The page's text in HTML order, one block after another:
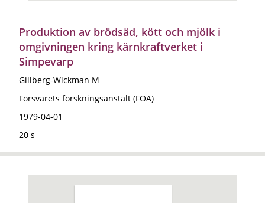
Produktion av brödsäd, kött och mjölk i
omgivningen kring kärnkraftverket i
Simpevarp
Gillberg-Wickman M
Försvarets forskningsanstalt (FOA)
1979-04-01
20 s